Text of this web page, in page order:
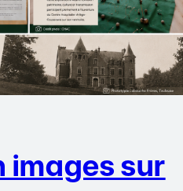
images sur